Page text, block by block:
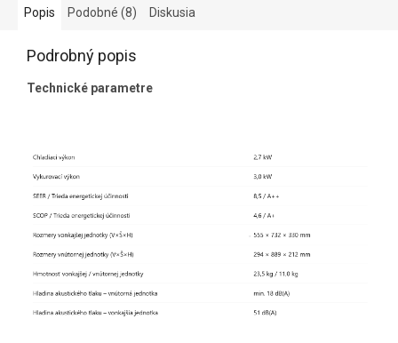
Popis Podobné (8) Diskusia
Podrobný popis
Technické parametre